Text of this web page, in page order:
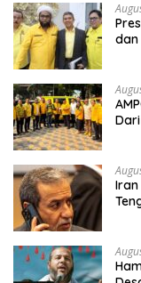
dan